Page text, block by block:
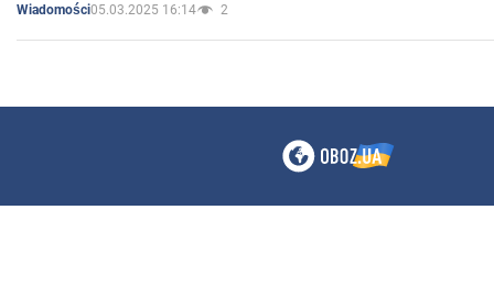
Wiadomości05.03.2025 16:14 2